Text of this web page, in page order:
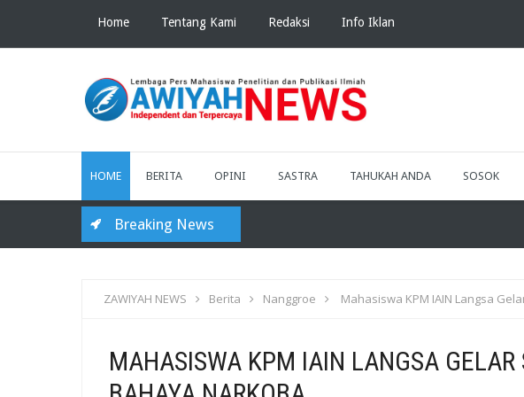
Home Tentang Kami Redaksi Info Iklan
HOME BERITA OPINI SASTRA TAHUKAH ANDA SOSOK
Breaking News
ZAWIYAH NEWS Berita Nanggroe Mahasiswa KPM IAIN Langsa
MAHASISWA KPM IAIN LANGSA GELAR